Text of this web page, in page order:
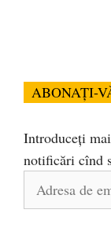
ABONAȚI-
Introduceți
notificări cînd
Adresa